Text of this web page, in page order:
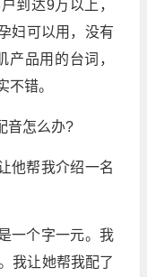
到达9万以上，
妇可以用，没有
产品用的台词，
错。
音怎么办?
他帮我介绍一名
一个字一元。我
我让她帮我配了